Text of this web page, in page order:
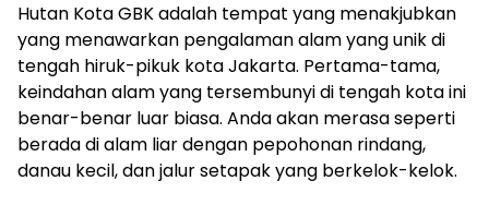
Hutan Kota GBK adalah tempat yang menakjubkan
yang menawarkan pengalaman alam yang unik di
tengah hiruk-pikuk kota Jakarta. Pertama-tama,
keindahan alam yang tersembunyi di tengah kota ini
benar-benar luar biasa. Anda akan merasa seperti
berada di alam liar dengan pepohonan rindang,
danau kecil, dan jalur setapak yang berkelok-kelok.